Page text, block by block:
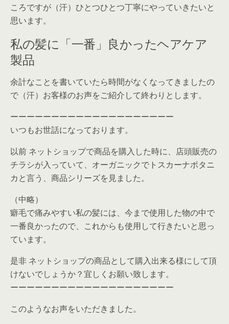
ころですが（汗）ひとつひとつ丁寧にやっていきたいと
思います。
私の髪に「一番」良かったヘアケア
製品
余計なことを書いていたら時間がなくなってきましたの
で（汗）お客様のお声をご紹介して終わりとします。
ーーーーーーーーーーーーーーーーーーーー
いつもお世話になっております。
以前 ネットショップで商品を購入した時に、店頭販売の
チラシが入っていて、オーガニックでトスカーナボタニ
カと言う、商品シリーズを見ました。
（中略）
癖毛で痛みやすい私の髪には、今まで使用した物の中で
一番良かったので、これからも使用して行きたいと思っ
ています。
是非 ネットショップの商品として購入出来る様にして頂
けないでしょうか？宜しくお願い致します。
ーーーーーーーーーーーーーーーーーーーー
このようなお声をいただきました。